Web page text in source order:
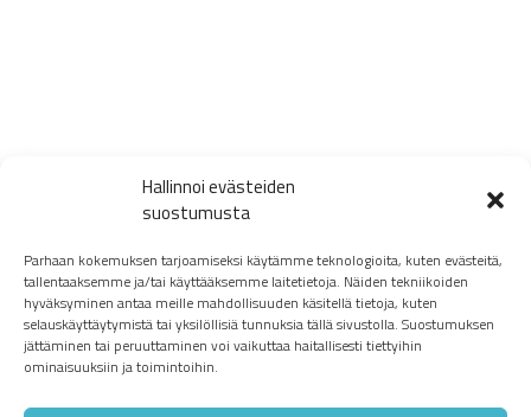
Hallinnoi evästeiden
suostumusta
Parhaan kokemuksen tarjoamiseksi käytämme teknologioita, kuten evästeitä,
tallentaaksemme ja/tai käyttääksemme laitetietoja. Näiden tekniikoiden
hyväksyminen antaa meille mahdollisuuden käsitellä tietoja, kuten
selauskäyttäytymistä tai yksilöllisiä tunnuksia tällä sivustolla. Suostumuksen
jättäminen tai peruuttaminen voi vaikuttaa haitallisesti tiettyihin
ominaisuuksiin ja toimintoihin.